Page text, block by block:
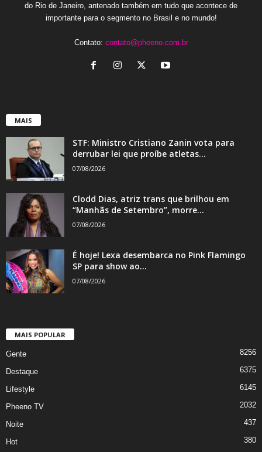
do Rio de Janeiro, antenado também em tudo que acontece de
importante para o segmento no Brasil e no mundo!
Contato: contato@pheeno.com.br
MAIS
STF: Ministro Cristiano Zanin vota para
derrubar lei que proíbe atletas...
07/08/2026
Clodd Dias, atriz trans que brilhou em
“Manhãs de Setembro”, morre...
07/08/2026
É hoje! Lexa desembarca no Pink Flamingo
SP para show ao...
07/08/2026
MAIS POPULAR
Gente 8256
Destaque 6375
Lifestyle 6145
Pheeno TV 2032
Noite 437
Hot 380